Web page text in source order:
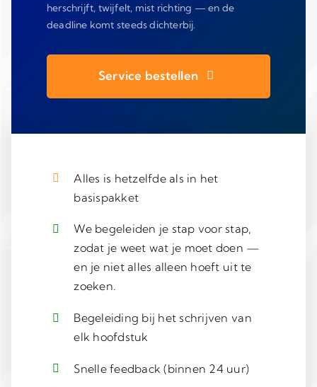
herschrijft, twijfelt, mist richting — en de
deadline komt steeds dichterbij.
Service bestellen
Alles is hetzelfde als in het
basispakket
We begeleiden je stap voor stap,
zodat je weet wat je moet doen —
en je niet alles alleen hoeft uit te
zoeken.
Begeleiding bij het schrijven van
elk hoofdstuk
Snelle feedback (binnen 24 uur)